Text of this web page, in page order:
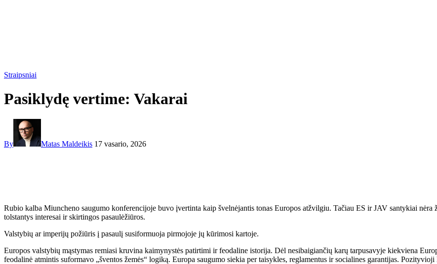
Straipsniai
Pasiklydę vertime: Vakarai
By Matas Maldeikis 17 vasario, 2026
Rubio kalba Miuncheno saugumo konferencijoje buvo įvertinta kaip švelnėjantis tonas Europos atžvilgiu. Tačiau ES ir JAV santykiai
tolstantys interesai ir skirtingos pasaulėžiūros.
Valstybių ar imperijų požiūris į pasaulį susiformuoja pirmojoje jų kūrimosi kartoje.
Europos valstybių mąstymas remiasi kruvina kaimynystės patirtimi ir feodaline istorija. Dėl nesibaigiančių karų tarpusavyje kiekviena
feodalinė atmintis suformavo „šventos žemės“ logiką. Europa saugumo siekia per taisykles, reglamentus ir socialines garantijas.